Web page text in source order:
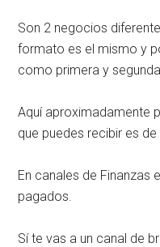
Son 2 negocios
formato es el mismo y
como primera y
Aquí aproximadamente
que puedes recibir es
En canales de Finanzas
pagados.
Sí te vas a un canal de